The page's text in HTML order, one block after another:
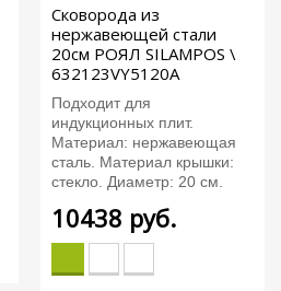
Сковорода из
нержавеющей стали
20см РОЯЛ SILAMPOS \
632123VY5120A
Подходит для
индукционных плит.
Материал: нержавеющая
сталь. Материал крышки:
стекло. Диаметр: 20 см.
10438 руб.